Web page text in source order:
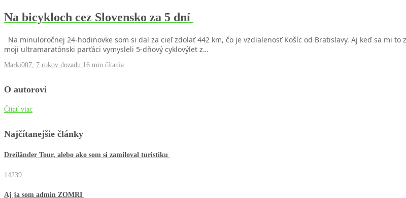
Na bicykloch cez Slovensko za 5 dní
Na minuloročnej 24-hodinovke som si dal za cieľ zdolať 442 km, čo je vzdialenosť Košíc od Bratislavy. Aj keď sa mi
moji ultramaratónski parťáci vymysleli 5-dňový cyklovýlet z…
Marki007 7 rokov dozadu 16 min čítania
O autorovi
Čítať viac
Najčítanejšie články
Dreiländer Tour, alebo ako som si zamiloval turistiku
14239
Aj ja som admin ZOMRI